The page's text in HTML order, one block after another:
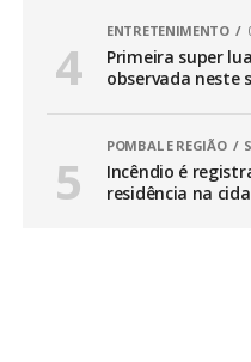
ENTRETENIMENTO
Primeira super
observada neste
POMBAL E REGIÃO
Incêndio é
residência na